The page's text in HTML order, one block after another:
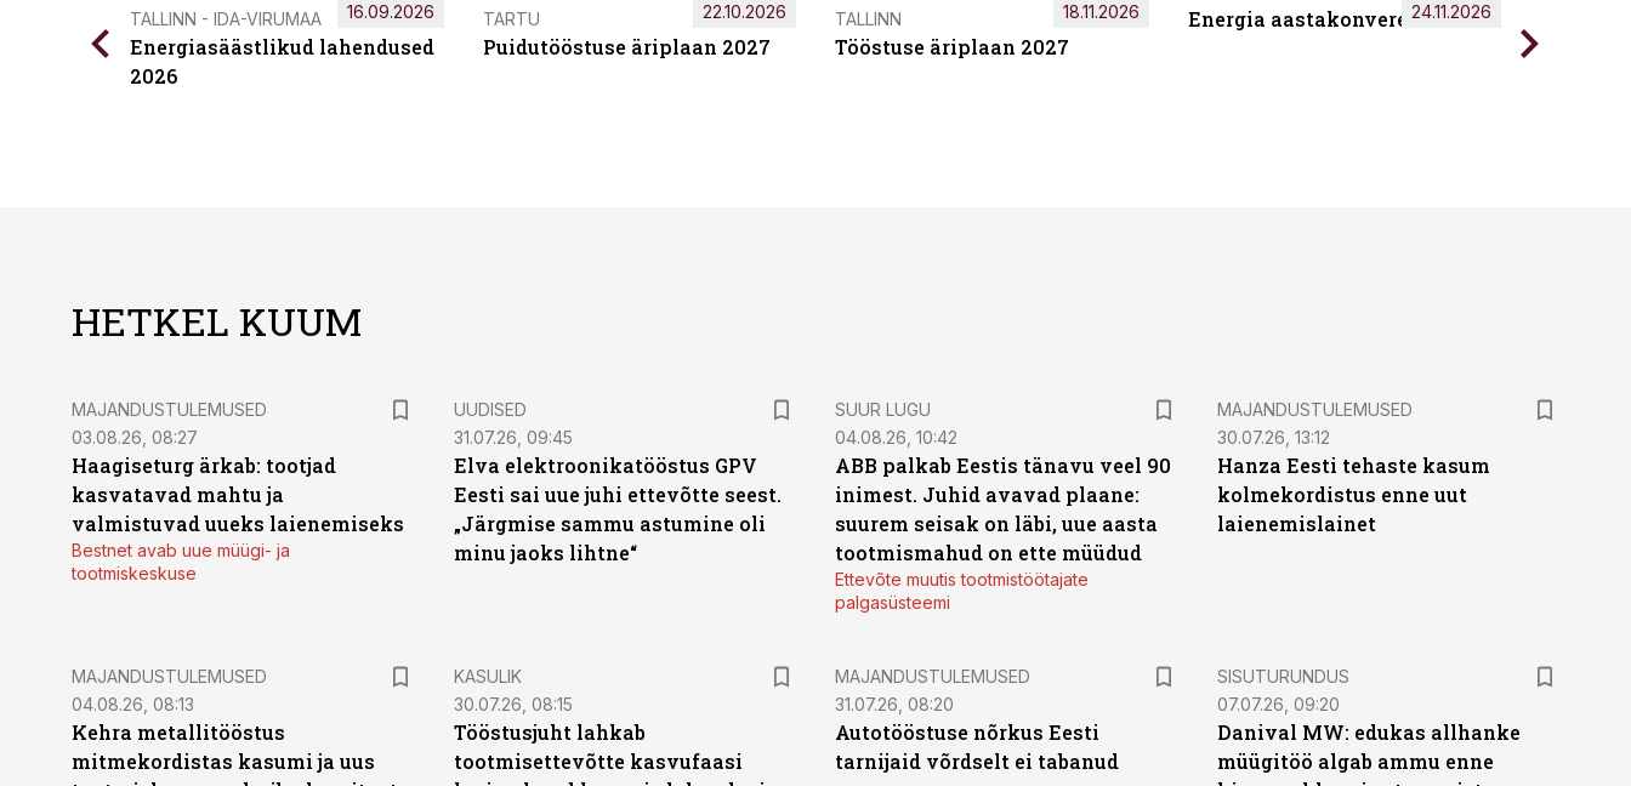
TALLINN - IDA-VIRUMAA
Energiasäästlikud lahendused
2026
16.09.2026 TARTU
Puidutööstuse äriplaan 2027
22.10.2026 TALLINN
Tööstuse äriplaan 2027
18.11.2026 Energia aastakonverents 2026
24.11.2026
HETKEL KUUM
MAJANDUSTULEMUSED
03.08.26, 08:27
Haagiseturg ärkab: tootjad
kasvatavad mahtu ja
valmistuvad uueks laienemiseks
Bestnet avab uue müügi- ja
tootmiskeskuse
UUDISED
31.07.26, 09:45
Elva elektroonikatööstus GPV
Eesti sai uue juhi ettevõtte seest.
„Järgmise sammu astumine oli
minu jaoks lihtne“
SUUR LUGU
04.08.26, 10:42
ABB palkab Eestis tänavu veel 90
inimest. Juhid avavad plaane:
suurem seisak on läbi, uue aasta
tootmismahud on ette müüdud
Ettevõte muutis tootmistöötajate
palgasüsteemi
MAJANDUSTULEMUSED
30.07.26, 13:12
Hanza Eesti tehaste kasum
kolmekordistus enne uut
laienemislainet
MAJANDUSTULEMUSED
04.08.26, 08:13
Kehra metallitööstus
mitmekordistas kasumi ja uus
KASULIK
30.07.26, 08:15
Tööstusjuht lahkab
tootmisettevõtte kasvufaasi
MAJANDUSTULEMUSED
31.07.26, 08:20
Autotööstuse nõrkus Eesti
tarnijaid võrdselt ei tabanud
ST
SISUTURUNDUS
07.07.26, 09:20
Danival MW: edukas allhanke
müügitöö algab ammu enne